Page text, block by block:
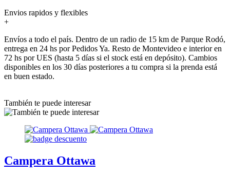
Envios rapidos y flexibles
+
Envíos a todo el país. Dentro de un radio de 15 km de Parque Rodó,
entrega en 24 hs por Pedidos Ya. Resto de Montevideo e interior en
72 hs por UES (hasta 5 días si el stock está en depósito). Cambios
disponibles en los 30 días posteriores a tu compra si la prenda está
en buen estado.
También te puede interesar
Campera Ottawa